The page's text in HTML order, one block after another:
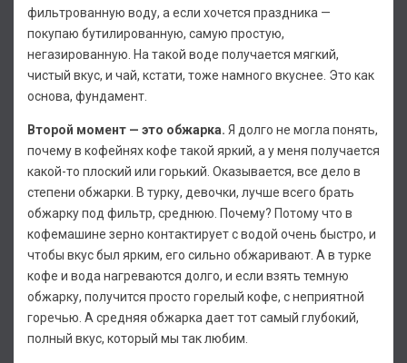
фильтрованную воду, а если хочется праздника —
покупаю бутилированную, самую простую,
негазированную. На такой воде получается мягкий,
чистый вкус, и чай, кстати, тоже намного вкуснее. Это как
основа, фундамент.
Второй момент — это обжарка. Я долго не могла понять,
почему в кофейнях кофе такой яркий, а у меня получается
какой-то плоский или горький. Оказывается, все дело в
степени обжарки. В турку, девочки, лучше всего брать
обжарку под фильтр, среднюю. Почему? Потому что в
кофемашине зерно контактирует с водой очень быстро, и
чтобы вкус был ярким, его сильно обжаривают. А в турке
кофе и вода нагреваются долго, и если взять темную
обжарку, получится просто горелый кофе, с неприятной
горечью. А средняя обжарка дает тот самый глубокий,
полный вкус, который мы так любим.